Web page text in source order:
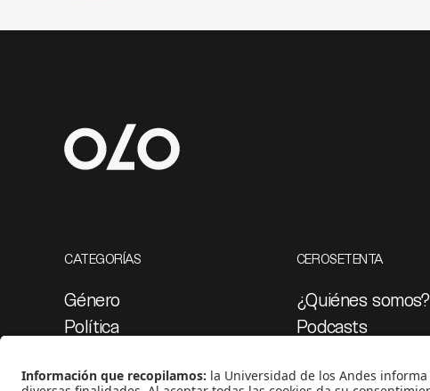
CATEGORÍAS
Género
Política
Medio ambiente
CEROSETENTA
¿Quiénes somos?
Podcasts
Proyectos 070